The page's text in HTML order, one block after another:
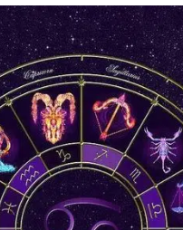
PDF -72மட்டும் -Click